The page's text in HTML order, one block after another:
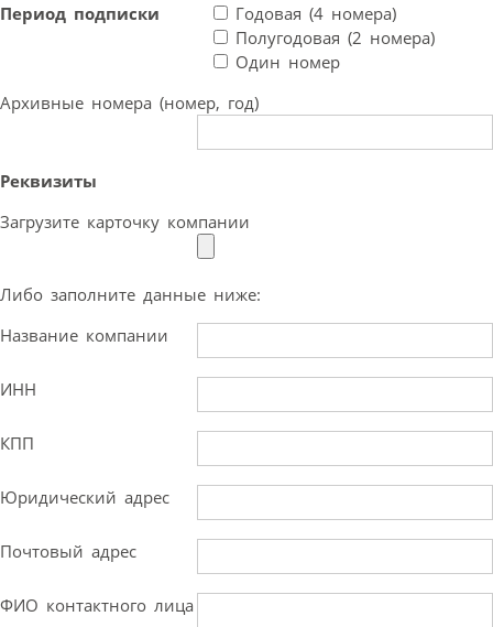
Период подписки
Годовая (4 номера)
Полугодовая (2 номера)
Один номер
Архивные номера (номер, год)
Реквизиты
Загрузите карточку компании
Либо заполните данные ниже:
Название компании
ИНН
КПП
Юридический адрес
Почтовый адрес
ФИО контактного лица